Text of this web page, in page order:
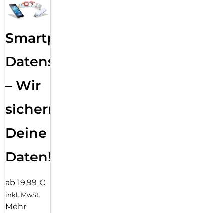
Smartphone
Datensicherung
– Wir
sichern
Deine
Daten!
ab 19,99 €
inkl. MwSt.
Mehr